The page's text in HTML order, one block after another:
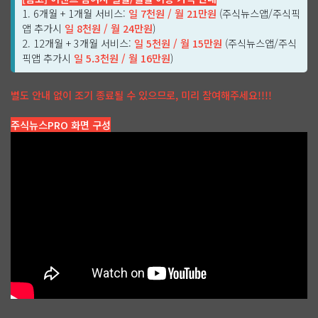
1. 6개월 + 1개월 서비스: 일 7천원 / 월 21만원 (주식뉴스앱/주식픽
앱 추가시 일 8천원 / 월 24만원)
2. 12개월 + 3개월 서비스: 일 5천원 / 월 15만원 (주식뉴스앱/주식
픽앱 추가시 일 5.3천원 / 월 16만원)
별도 안내 없이 조기 종료될 수 있으므로, 미리 참여해주세요!!!!
주식뉴스PRO 화면 구성